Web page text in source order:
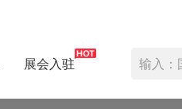
展会入驻 输入：